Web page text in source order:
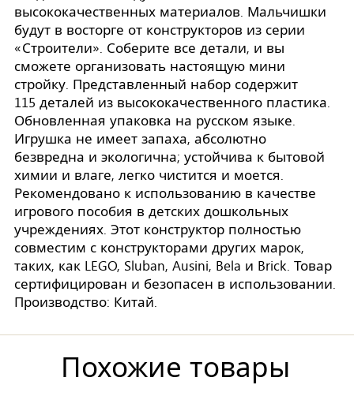
высококачественных материалов. Мальчишки
будут в восторге от конструкторов из серии
«Строители». Соберите все детали, и вы
сможете организовать настоящую мини
стройку. Представленный набор содержит
115 деталей из высококачественного пластика.
Обновленная упаковка на русском языке.
Игрушка не имеет запаха, абсолютно
безвредна и экологична; устойчива к бытовой
химии и влаге, легко чистится и моется.
Рекомендовано к использованию в качестве
игрового пособия в детских дошкольных
учреждениях. Этот конструктор полностью
совместим с конструкторами других марок,
таких, как LEGO, Sluban, Ausini, Bela и Brick. Товар
сертифицирован и безопасен в использовании.
Производство: Китай.
Похожие товары